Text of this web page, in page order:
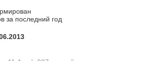
за последний год